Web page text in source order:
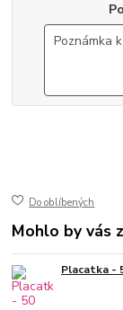
Do oblíbených
Mohlo by vás
Placatka -